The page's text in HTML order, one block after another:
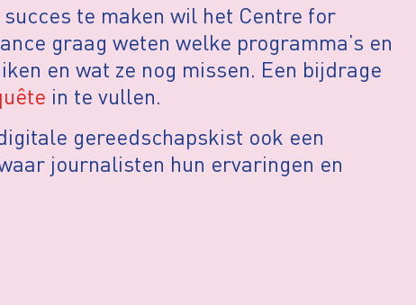
te maken wil het Centre for
graag weten welke programma’s en
en wat ze nog missen. Een bijdrage
in te vullen.
gereedschapskist ook een
journalisten hun ervaringen en